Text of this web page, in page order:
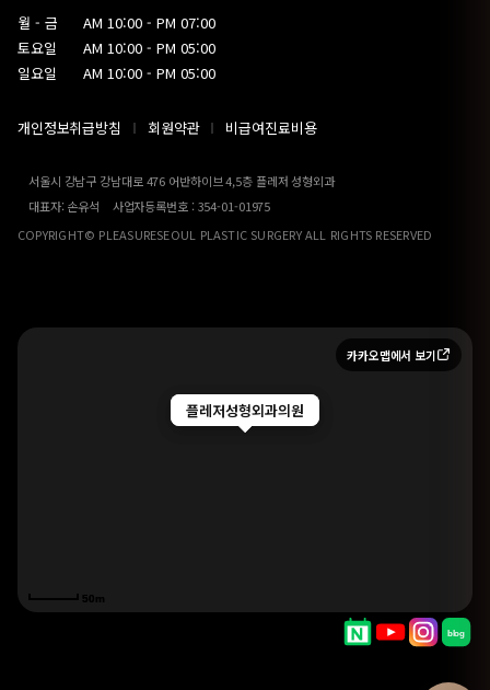
월 - 금
AM 10:00 - PM 07:00
토요일
AM 10:00 - PM 05:00
일요일
AM 10:00 - PM 05:00
개인정보취급방침 회원약관 비급여진료비용
서울시 강남구 강남대로 476 어반하이브 4,5층 플레저 성형외과
대표자: 손유석 사업자등록번호 : 354-01-01975
COPYRIGHT© PLEASURESEOUL PLASTIC SURGERY ALL RIGHTS RESERVED
플레저성형외과의원
50m
플레저성형외과의원
50m
카카오맵에서 보기